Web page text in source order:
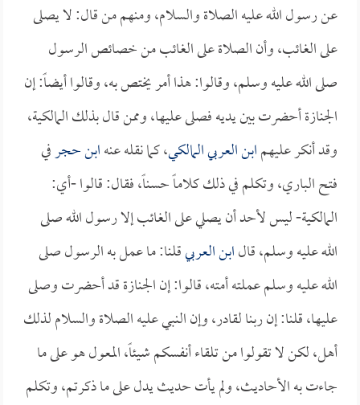
عن رسول الله عليه الصلاة والسلام، ومنهم من قال: لا يصلى
على الغائب، وأن الصلاة على الغائب من خصائص الرسول
صلى الله عليه وسلم، وقالوا: هذا أمر يختص به، وقالوا أيضاً: إن
الجنازة أحضرت بين يديه فصلى عليها، وممن قال بذلك المالكية،
وقد أنكر عليهمابن العربي المالكي، كما نقله عنهابن حجرفي
فتح الباري، وتكلم في ذلك كلاماً حسناً، فقال: قالوا -أي:
المالكية- ليس لأحد أن يصلي على الغائب إلا رسول الله صلى
الله عليه وسلم، قالابن العربيقلنا: ما عمل به الرسول صلى
الله عليه وسلم عملته أمته، قالوا: إن الجنازة قد أحضرت وصلى
عليها، قلنا: إن ربنا لقادر، وإن النبي عليه الصلاة والسلام لذلك
أهل، لكن لا تقولوا من تلقاء أنفسكم شيئاً، المعول هو على ما
جاءت به الأحاديث، ولم يأت حديث يدل على ما ذكرتم، وتكلم